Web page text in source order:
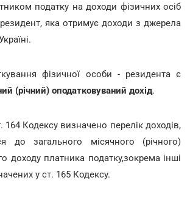
податку на доходи фізичних осіб
яка отримує доходи з джерела
фізичної особи - резидента є
(річний) оподатковуваний дохід.
164 Кодексу визначено перелік доходів,
до загального місячного (річного)
доходу платника податку,зокрема інші
у ст. 165 Кодексу.